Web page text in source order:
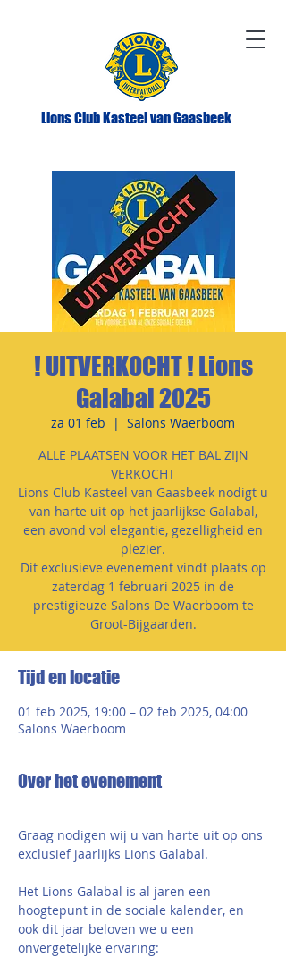
Lions Club Kasteel van Gaasbeek
! UITVERKOCHT ! Lions
Galabal 2025
za 01 feb
  |
Salons Waerboom
ALLE PLAATSEN VOOR HET BAL ZIJN
VERKOCHT
Lions Club Kasteel van Gaasbeek nodigt u
van harte uit op het jaarlijkse Galabal,
een avond vol elegantie, gezelligheid en
plezier.
Dit exclusieve evenement vindt plaats op
zaterdag 1 februari 2025 in de
prestigieuze Salons De Waerboom te
Groot-Bijgaarden.
Tijd en locatie
01 feb 2025, 19:00 – 02 feb 2025, 04:00
Salons Waerboom
Over het evenement
Graag nodigen wij u van harte uit op ons
exclusief jaarlijks Lions Galabal.
Het Lions Galabal is al jaren een
hoogtepunt in de sociale kalender, en
ook dit jaar beloven we u een
onvergetelijke ervaring: